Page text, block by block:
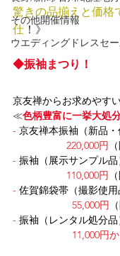
その他開催情報
ウエディングドレスセ
驚きの品揃えと価格
仕 ！》
◆振袖まつり！
京友禅からお求めやす
≪色柄豊富に一挙大処
- 京友禅本振袖（新品・
220,000円
- 振袖（展示サンプル品
                   110,000円
- 佐賀錦袋帯（撮影使用
55,000円
- 振袖（レンタル処分品
11,000円